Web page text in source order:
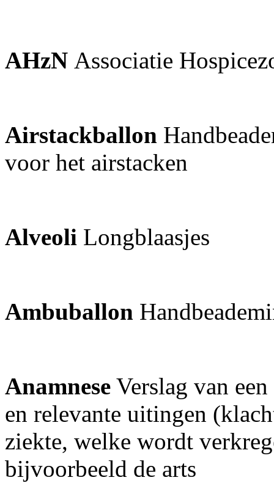
AHzN Associatie
Airstackballon
voor het airstacken
Alveoli Longblaasjes
Ambuballon
Anamnese Verslag van
en relevante uitingen
ziekte, welke wordt
bijvoorbeeld de arts